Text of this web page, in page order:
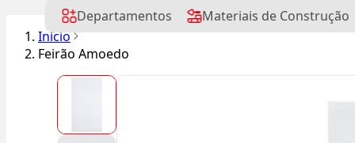
Departamentos
Materiais de Construção
Início
Feirão Amoedo